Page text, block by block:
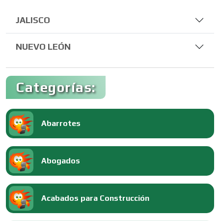
JALISCO
NUEVO LEÓN
Categorías:
Abarrotes
Abogados
Acabados para Construcción